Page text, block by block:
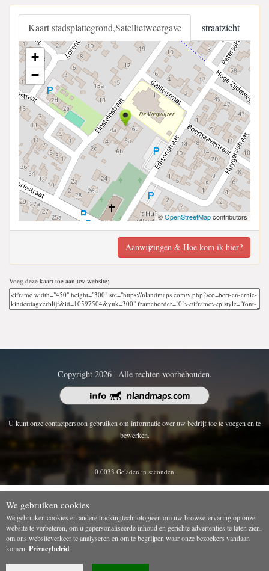
Kaart stadsplattegrond,Satellietweergave straatzicht
+
−
©OpenStreetMapcontributors
Aanwijzingen & Hoe kom ik hier?
Voeg deze kaart toe aan uw website;
Copyright 2026 | Alle rechten voorbehouden.
U kunt onze contactpersoon gebruiken om informatie over uw bedrijf toe te voegen en te
bewerken.
0.0033 Geladen in seconden
We gebruiken cookies
We gebruiken cookies en andere trackingtechnologieën om uw browse-ervaring op onze
website te verbeteren, om u gepersonaliseerde inhoud en gerichte advertenties te laten zien,
om ons websiteverkeer te analyseren en om te begrijpen waar onze bezoekers vandaan
komen. Privacybeleid